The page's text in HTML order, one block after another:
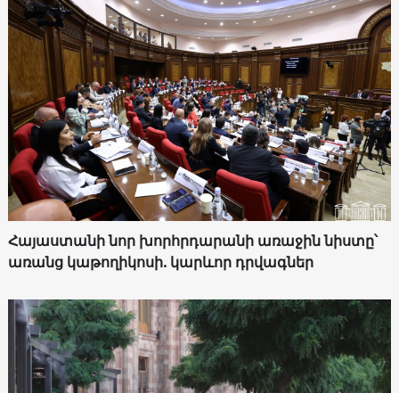
Հայաստանի նոր խորհրդարանի առաջին նիստը՝
առանց կաթողիկոսի. կարևոր դրվագներ